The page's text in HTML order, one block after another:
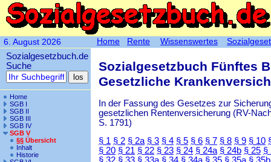
6. August 2026
Sozialgesetzbuch.de
Suche
Home
SGB I
SGB II
SGB III
SGB IV
SGB V
§§ Übersicht
Inhalt
Historie
Sozialgesetzbuch Fünftes
Gesetzliche
In der Fassung des Gesetzes zur
gesetzlichen Rentenversicherung (RV-
S. 1791)
§ 1 § 2 § 2a § 3 § 4 § 5 § 6 § 7 § 8 § 9 § 10
§ 20 § 21 § 22 § 23 § 24 § 24a § 24b § 25 §
Home Rente Wissenswertes